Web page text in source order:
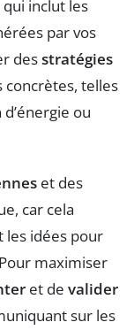
inclut les
par vos
desstratégies
concrètes, telles
ou
et des
car cela
les idées pour
maximiser
et de valider
sur les